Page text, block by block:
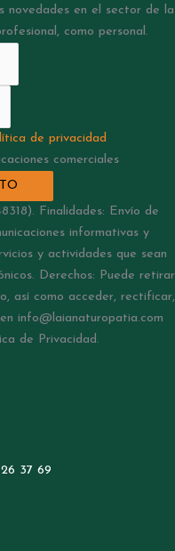
novedades en el sector de la
como personal.
de privacidad
comerciales
Finalidades: Envío de
informativas y
y actividades que sean
Derechos: Puede retirar
así como acceder, rectificar,
info@laianaturopatia.com
de Privacidad.
37 69